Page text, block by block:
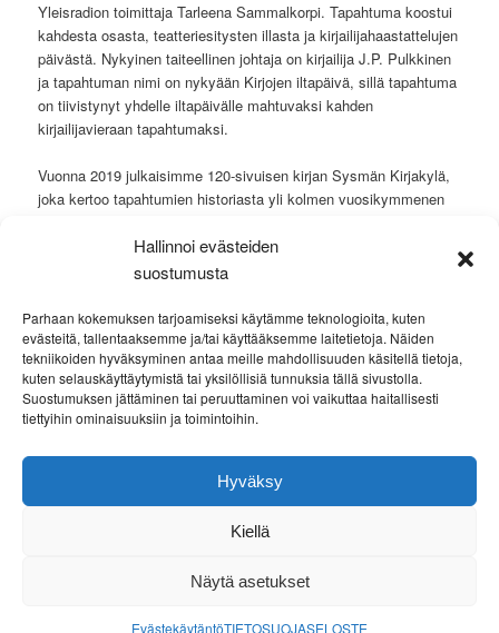
Hallinnoi evästeiden
suostumusta
Parhaan kokemuksen tarjoamiseksi käytämme teknologioita, kuten
evästeitä, tallentaaksemme ja/tai käyttääksemme laitetietoja. Näiden
tekniikoiden hyväksyminen antaa meille mahdollisuuden käsitellä tietoja,
kuten selauskäyttäytymistä tai yksilöllisiä tunnuksia tällä sivustolla.
Suostumuksen jättäminen tai peruuttaminen voi vaikuttaa haitallisesti
tiettyihin ominaisuuksiin ja toimintoihin.
Hyväksy
Kiellä
Näytä asetukset
EvästekäytäntöTIETOSUOJASELOSTE
Yleisradion toimittaja Tarleena Sammalkorpi. Tapahtuma koostui
kahdesta osasta, teatteriesitysten illasta ja kirjailijahaastattelujen
päivästä. Nykyinen taiteellinen johtaja on kirjailija J.P. Pulkkinen
ja tapahtuman nimi on nykyään Kirjojen iltapäivä, sillä tapahtuma
on tiivistynyt yhdelle iltapäivälle mahtuvaksi kahden
kirjailijavieraan tapahtumaksi.
Vuonna 2019 julkaisimme 120-sivuisen kirjan Sysmän Kirjakylä,
joka kertoo tapahtumien historiasta yli kolmen vuosikymmenen
Sysmän yhtenäiskoulun lukion oppilaille.
kansainväliseen kirjakyläverkostoon (IOB). Kansainväliset
Kirjakyläpäivät olivat Sysmässä v. 2002.
Sysmän Kirjakyläyhdistys ry. toimii vapaaehtoisvoimin voittoa
tavoittelemattomana yleishyödyllisenä yhdistyksenä.
Yhdistyksen tarkoituksena on sääntöjensä mukaan edistää
kansalaisten omaehtoista kirjallisuusharrastusta sekä uudistaa ja
kehittää kansalaisten kulttuurikäsitystä.
TIETOSUOJASELOSTE Voimanlähteenä WordPress